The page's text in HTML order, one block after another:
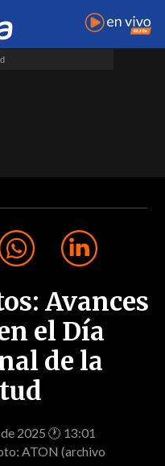
Avances
el Día
de la
2025 🕐 13:01
ATON (archivo